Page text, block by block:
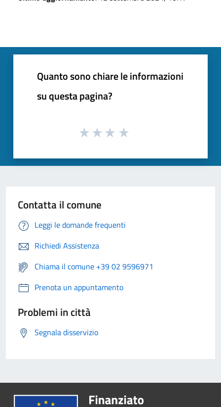
Quanto sono chiare le informazioni
su questa pagina?
Contatta il comune
Leggi le domande frequenti
Richiedi Assistenza
Chiama il comune +39 02 9596971
Prenota un appuntamento
Problemi in città
Segnala disservizio